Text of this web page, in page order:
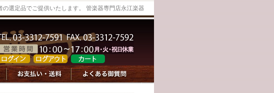
選定品でご提供いたします。 管楽器専門店永江楽器